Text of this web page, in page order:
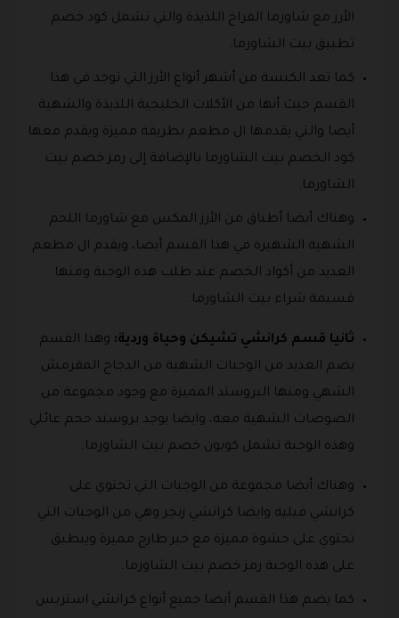
الأرز مع شاورما الفراخ اللذيذة والتي تشمل كود خصم
تطبيق بيت الشاورما.
كما تعد الكبسة من أشهر أنواع الأرز التي توجد في هذا
القسم حيث أنها من الأكلات الخليجية اللذيذة والشهية
أيضا والتي يقدمها ال مطعم بطريقة مميزة ويقدم معها
كود الخصم بيت الشاورما بالإضافة إلى رمز خصم بيت
الشاورما.
وهناك أيضا أطباق من الأرز المكس مع شاورما اللحم
الشهية الشهيرة في هذا القسم أيضا، ويقدم ال مطعم
العديد من أكواد الخصم عند طلب هذه الوجبة ومنها
قسيمة شراء بيت الشاورما.
ثانيا قسم كرانشي تشيكن وحياة وردية: وهذا القسم
يضم العديد من الوجبات الشهية من الدجاج المقرمش
الشهي ومنها البروستد المميزة مع وجود مجموعة من
الصوصات الشهية معه، وايضا يوجد بروستد حجم عائلي
وهذه الوجبة تشمل كوبون خصم بيت الشاورما.
وهناك أيضا مجموعة من الوجبات التي تحتوي على
كرانشي فيليه وايضا كرانشي زنجر وهي من الوجبات التي
تحتوي على حشوة مميزة مع خبز طازج مميزة وينطبق
على هذه الوجبة رمز خصم بيت الشاورما.
كما يضم هذا القسم أيضا جميع أنواع كرانشي استربس